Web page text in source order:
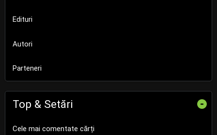
Edituri
Autori
Parteneri
Top & Setări -
Cele mai comentate cărți